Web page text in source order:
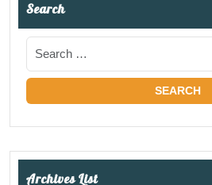
Search
Archives List